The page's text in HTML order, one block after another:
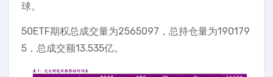
球。
50ETF期权总成交量为2565097，总持仓量为190179
5，总成交额13.535亿。